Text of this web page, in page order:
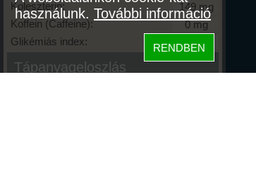
Koleszterin:
Koffein (Caffeine):
Glikémiás index:
Tápanyageloszlás
használunk. További információ
RENDBEN